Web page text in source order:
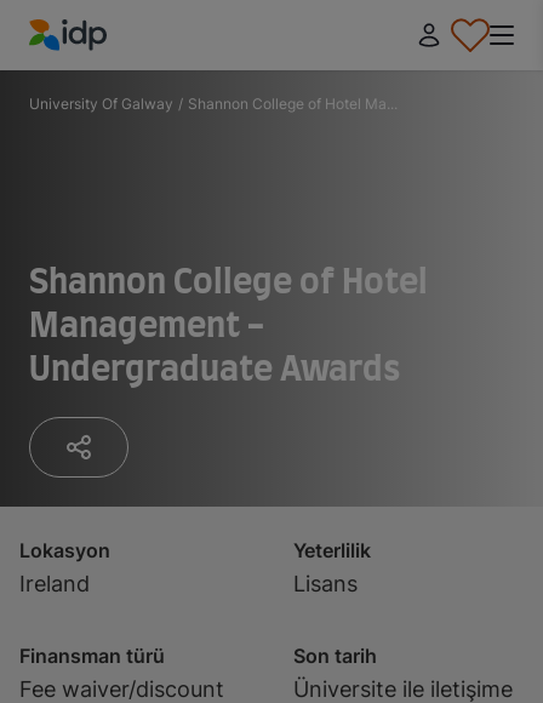
IDP Education
University Of Galway / Shannon College of Hotel Ma...
Shannon College of Hotel
Management -
Undergraduate Awards
Lokasyon
Ireland
Yeterlilik
Lisans
Finansman türü
Fee waiver/discount
Son tarih
Üniversite ile iletişime